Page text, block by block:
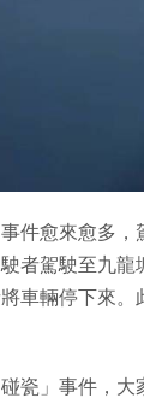
件愈來愈多
駛者駕駛至九
車輛停下來
瓷」事件，